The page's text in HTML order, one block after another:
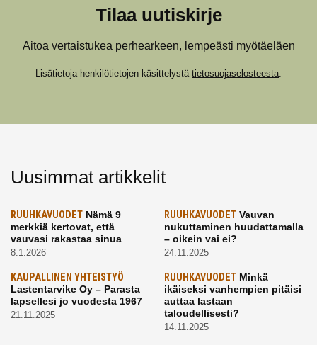
Tilaa uutiskirje
Aitoa vertaistukea perhearkeen, lempeästi myötäeläen
Lisätietoja henkilötietojen käsittelystä tietosuojaselosteesta.
Uusimmat artikkelit
RUUHKAVUODET Nämä 9
merkkiä kertovat, että
vauvasi rakastaa sinua
8.1.2026
RUUHKAVUODETVauvan
nukuttaminen huudattamalla
– oikein vai ei?
24.11.2025
KAUPALLINEN YHTEISTYÖ
Lastentarvike Oy – Parasta
lapsellesi jo vuodesta 1967
21.11.2025
RUUHKAVUODETMinkä
ikäiseksi vanhempien pitäisi
auttaa lastaan
taloudellisesti?
14.11.2025